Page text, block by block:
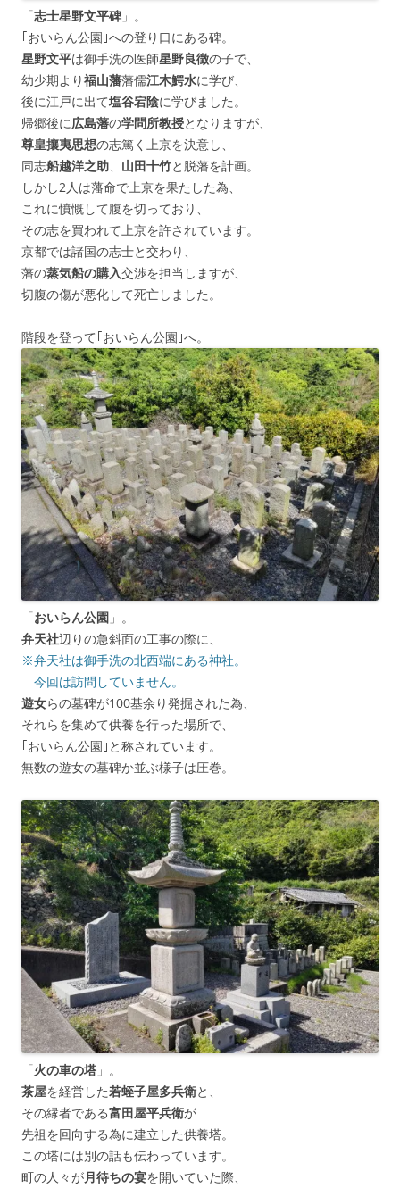
「志士星野文平碑 」。
｢おいらん公園｣への登り口にある碑。
星野文平は御手洗の医師星野良徴の子で、
幼少期より福山藩藩儒江木鰐水に学び、
後に江戸に出て塩谷宕陰に学びました。
帰郷後に広島藩の学問所教授となりますが、
尊皇攘夷思想の志篤く上京を決意し、
同志船越洋之助、 山田十竹と脱藩を計画。
しかし2人は藩命で上京を果たした為、
これに憤慨して腹を切っており、
その志を買われて上京を許されています。
京都では諸国の志士と交わり、
藩の蒸気船の購入交渉を担当しますが、
切腹の傷が悪化して死亡しました。
階段を登って｢おいらん公園｣へ。
「おいらん公園 」。
弁天社辺りの急斜面の工事の際に、
※弁天社は御手洗の北西端にある神社。
今回は訪問していません。
遊女らの墓碑が100基余り発掘された為、
それらを集めて供養を行った場所で、
｢おいらん公園｣と称されています。
無数の遊女の墓碑か並ぶ様子は圧巻。
「火の車の塔 」。
茶屋を経営した若蛭子屋多兵衛と、
その縁者である富田屋平兵衛が
先祖を回向する為に建立した供養塔。
この塔には別の話も伝わっています。
町の人々が月待ちの宴を開いていた際、